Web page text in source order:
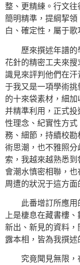
整、更精練。行文
簡明精準，提綱挈
白、確定性，屬于歌
歷來撰述年譜的
花針的精密工夫來
識見來評判他們在汗
于我又是一項學術
的十來袋素材，細
并精準利用，正式投
性理念、紀實性方
務、細節，持續校
術思潮，也不雅照
索，我越來越熟悉
會潮水慎密相聯，
周遭的狀況于這方面
此番增訂所應
上是棲息在藏書樓
新出、新見的資料
露本相，皆為我撰述
究竟聞見無限，